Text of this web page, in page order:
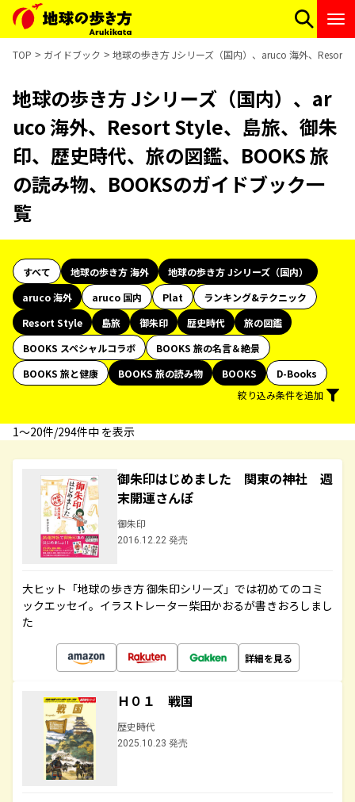
TOP ガイドブック 地球の歩き方 Jシリーズ（国内）、aruco 海外、Resort
地球の歩き方 Jシリーズ（国内）、ar
uco 海外、Resort Style、島旅、御朱
印、歴史時代、旅の図鑑、BOOKS 旅
の読み物、BOOKSのガイドブック一
覧
すべて 地球の歩き方 海外
地球の歩き方 Jシリーズ（国内）
aruco 海外
aruco 国内 Plat
ランキング&テクニック
Resort Style
島旅 御朱印 歴史時代
旅の図鑑
BOOKS スペシャルコラボ
BOOKS 旅の名言＆絶景
BOOKS 旅と健康
BOOKS 旅の読み物 BOOKS
D-Books
絞り込み条件を追加
1〜20件/294件中 を表示
御朱印はじめました 関東の神社 週
末開運さんぽ
御朱印
2016.12.22 発売
大ヒット「地球の歩き方 御朱印シリーズ」では初めてのコミ
ックエッセイ。イラストレーター柴田かおるが書きおろしまし
た
詳細を見る
Ｈ０１ 戦国
歴史時代
2025.10.23 発売